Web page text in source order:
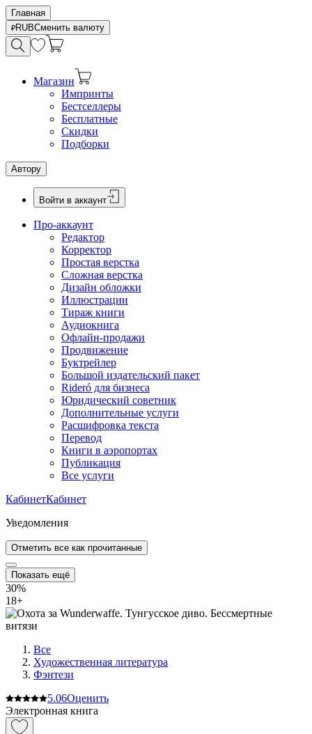
Главная
RUBСменить валюту
Магазин
Импринты
Бестселлеры
Бесплатные
Скидки
Подборки
Автору
Войти в аккаунт
Про-аккаунт
Редактор
Корректор
Простая верстка
Сложная верстка
Дизайн обложки
Иллюстрации
Тираж книги
Аудиокнига
Офлайн-продажи
Продвижение
Буктрейлер
Большой издательский пакет
Rideró для бизнеса
Юридический советник
Дополнительные услуги
Расшифровка текста
Перевод
Книги в аэропортах
Публикация
Все услуги
КабинетКабинет
Уведомления
Отметить все как прочитанные
Показать ещё
30%
18+
Все
Художественная литература
Фэнтези
5.06Оценить
Электронная книга